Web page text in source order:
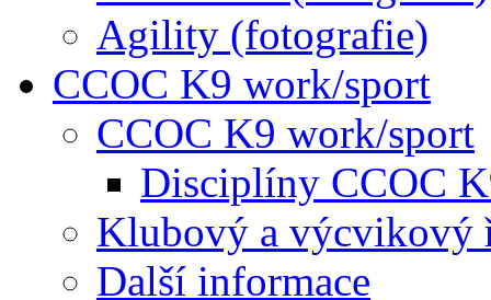
Agility (fotografie)
CCOC K9 work/sport
CCOC K9 work/sport
Disciplíny CCOC
Klubový a výcvikový
Další informace